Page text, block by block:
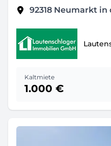
92318 Neumarkt in
Kaltmiete
1.000 €